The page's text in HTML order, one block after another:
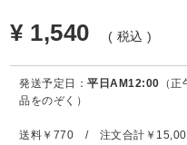
¥ 1,540 税込
発送予定日：平日AM12:00 （
品をのぞく）
送料￥770 / 注文合計￥